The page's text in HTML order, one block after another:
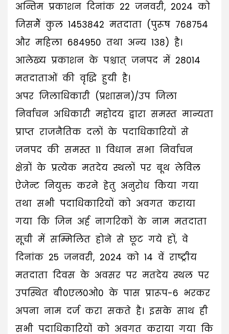
अन्तिम प्रकाशन दिनांक 22 जनवरी, 2024 को
जिसमेें कुल 1453842 मतदाता (पुरूष 768754
और महिला 684950 तथा अन्य 138) है।
आलेख्य प्रकाशन के पश्चात् जनपद में 28014
मतदाताओं की वृद्धि हुयी है।
अपर जिलाधिकारी (प्रशासन)/उप जिला
निर्वाचन अधिकारी महोदय द्वारा समस्त मान्यता
प्राप्त राजनैतिक दलों के पदाधिकारियों से
जनपद की समस्त 11 विधान सभा निर्वाचन
क्षेत्रों के प्रत्येक मतदेय स्थलों पर बूथ लेविल
ऐजेन्ट नियुक्त करने हेतु अनुरोध किया गया
तथा सभी पदाधिकारियों को अवगत कराया
गया कि जिन अर्ह नागरिकों के नाम मतदाता
सूची में सम्मिलित होने से छूट गये हों, वे
दिनांक 25 जनवरी, 2024 को 14 वें राष्ट्रीय
मतदाता दिवस के अवसर पर मतदेय स्थल पर
उपस्थित बी0एल0ओ0 के पास प्रारूप-6 भरकर
अपना नाम दर्ज करा सकते है। इसके साथ ही
सभी पदाधिकारियों को अवगत कराया गया कि